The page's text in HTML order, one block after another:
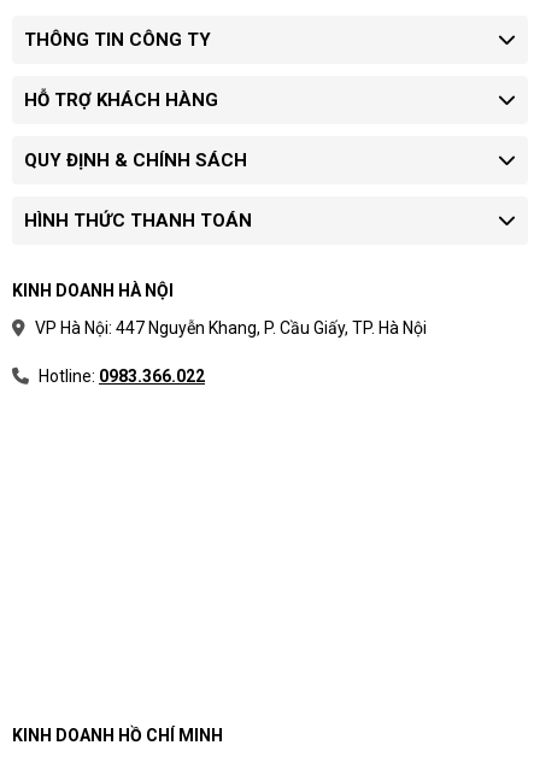
THÔNG TIN CÔNG TY
HỖ TRỢ KHÁCH HÀNG
QUY ĐỊNH & CHÍNH SÁCH
HÌNH THỨC THANH TOÁN
KINH DOANH HÀ NỘI
VP Hà Nội: 447 Nguyễn Khang, P. Cầu Giấy, TP. Hà Nội
Hotline: 0983.366.022
KINH DOANH HỒ CHÍ MINH